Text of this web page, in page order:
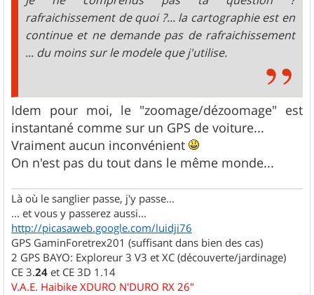
rafraichissement de quoi ?... la cartographie est en
continue et ne demande pas de rafraichissement
... du moins sur le modele que j'utilise.
Idem pour moi, le "zoomage/dézoomage" est
instantané comme sur un GPS de voiture...
Vraiment aucun inconvénient
On n'est pas du tout dans le même monde...
Là où le sanglier passe, j'y passe...
... et vous y passerez aussi...
http://picasaweb.google.com/luidji76
GPS GaminForetrex201 (suffisant dans bien des cas)
2 GPS BAYO: Exploreur 3 V3 et XC (découverte/jardinage)
CE 3.24 et CE 3D 1.14
V.A.E. Haibike XDURO N'DURO RX 26"